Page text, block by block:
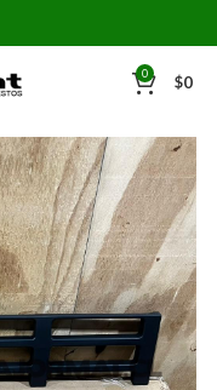
0 $0